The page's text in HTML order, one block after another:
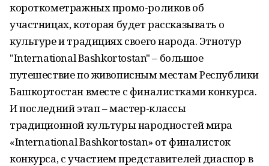
короткометражных промо-роликов об
участницах, которая будет рассказывать о
культуре и традициях своего народа. Этнотур
"International Bashkortostan" – большое
путешествие по живописным местам Республики
Башкортостан вместе с финалистками конкурса.
И последний этап – мастер-классы
традиционной культуры народностей мира
«International Bashkortostan» от финалисток
конкурса, с участием представителей диаспор в